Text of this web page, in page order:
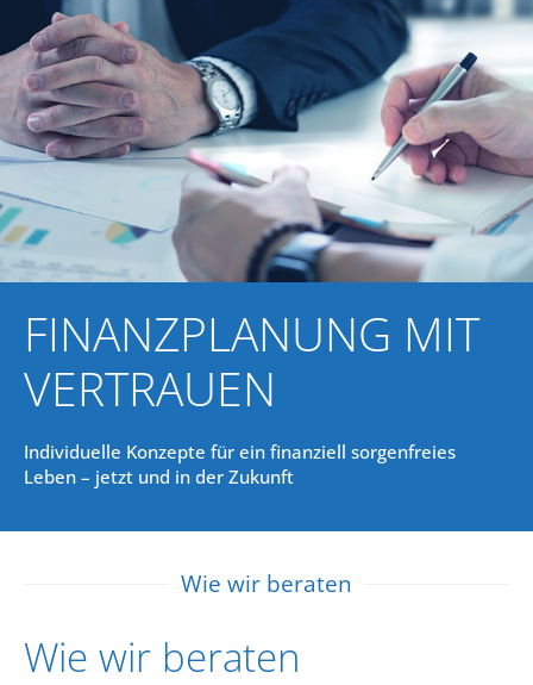
FINANZPLANUNG MIT
VERTRAUEN
Individuelle Konzepte für ein finanziell sorgenfreies
Leben – jetzt und in der Zukunft
Wie wir beraten
Wie wir beraten